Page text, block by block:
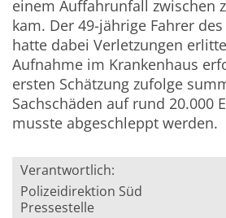
einem Auffahrunfall zwischen
kam. Der 49-jährige Fahrer
hatte dabei Verletzungen
Aufnahme im Krankenhaus
ersten Schätzung zufolge
Sachschäden auf rund 20.000
musste abgeschleppt werden.
Verantwortlich:
Polizeidirektion Süd
Pressestelle